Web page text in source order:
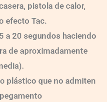
pistola de calor,
efecto Tac.
a 20 segundos haciendo
de aproximadamente
plástico que no admiten